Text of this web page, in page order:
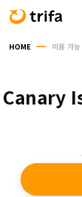
HOME 이용 가
Canary